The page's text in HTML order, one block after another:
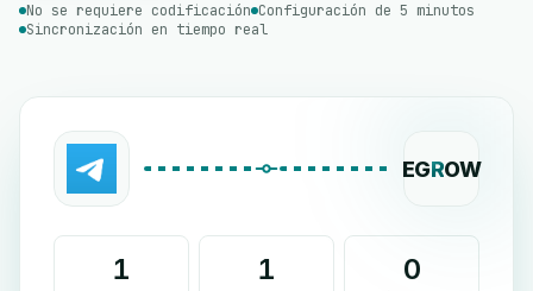
No se requiere codificación Configuración de 5 minutos
Sincronización en tiempo real
EGROW
1 1 0